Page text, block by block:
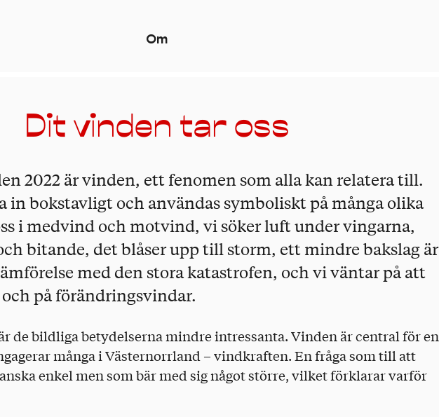
Om
Dit vinden tar oss
2022 är vinden, ett fenomen som alla kan relatera till.
in bokstavligt och användas symboliskt på många olika
i medvind och motvind, vi söker luft under vingarna,
bitande, det blåser upp till storm, ett mindre bakslag är
med den stora katastrofen, och vi väntar på att
på förändringsvindar.
de bildliga betydelserna mindre intressanta. Vinden är central för en
många i Västernorrland – vindkraften. En fråga som till att
enkel men som bär med sig något större, vilket förklarar varför